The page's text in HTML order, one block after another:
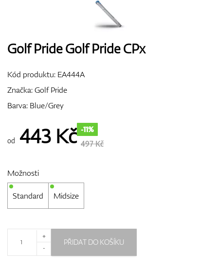
Bagy
Golf Pride Golf Pride CPx
Kód produktu: EA444A
Značka:Golf Pride
Barva: Blue/Grey
od 443 Kč -11%
497 Kč
Možnosti
Standard Midsize
+
-
PŘIDAT DO KOŠÍKU